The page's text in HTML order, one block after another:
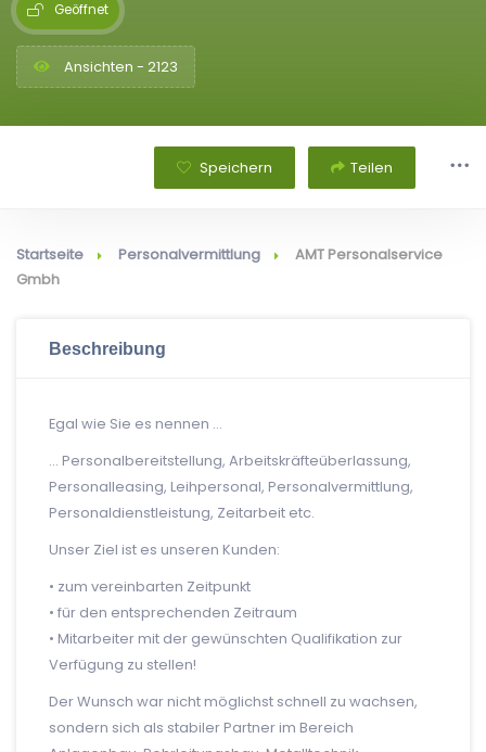
Geöffnet
Ansichten - 2123
Speichern Teilen
Startseite Personalvermittlung
AMT Personalservice
Gmbh
Beschreibung
Egal wie Sie es nennen …
… Personalbereitstellung, Arbeitskräfteüberlassung,
Personalleasing, Leihpersonal, Personalvermittlung,
Personaldienstleistung, Zeitarbeit etc.
Unser Ziel ist es unseren Kunden:
• zum vereinbarten Zeitpunkt
• für den entsprechenden Zeitraum
• Mitarbeiter mit der gewünschten Qualifikation zur
Verfügung zu stellen!
Der Wunsch war nicht möglichst schnell zu wachsen,
sondern sich als stabiler Partner im Bereich